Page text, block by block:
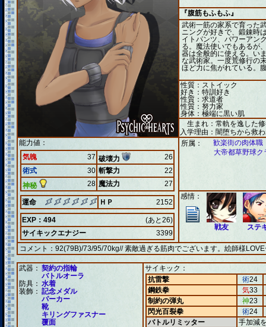
『腹筋もふもふ』
武術一筋の家系で育った
ニングが好きで、鍛錬時
イトパンツ、パワーアン
る。魔法使いでもあるが
器は全般的に使える。い
な武術家。一度荒修行の
ほど力に焦がれている。
性質：ストイック
好き：特訓好き
性質：求道者
性質：努力家
身体：極端に黒い肌
生まれ：常軌を逸した
入学理由：闇堕ちから救
能力値：
気魄
37 破壊力
26
術式
30 斬撃力
22
神秘
28 魔法力 27
運命 ＨＰ 2152
EXP：494
(あと26)
サイキックエナジー
3399
所属：
歓楽街の肉体
大帝都草野球ク
感情：
戦友 ステ
コメント： 92(79B)/73/95/70kg// 素敵過ぎる筋肉でございます。絵師様
武器： 契約の指輪
バトルオーラ
防具： 水着
装飾： 記念メダル
パーカー
靴
キリングファスナー
覆面
サイキック：
抗雷撃
術24
鋼鉄拳
気33
制約の弾丸
神23
閃光百裂拳
術24
バトルリミッター
手加減